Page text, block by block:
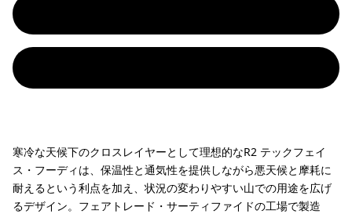
寒冷な天候下のクロスレイヤーとして理想的なR2 テックフェイ
ス・フーディは、保温性と通気性を提供しながら悪天候と摩耗に
耐えるという利点を加え、状況の変わりやすい山での用途を広げ
るデザイン。フェアトレード・サーティファイドの工場で製造